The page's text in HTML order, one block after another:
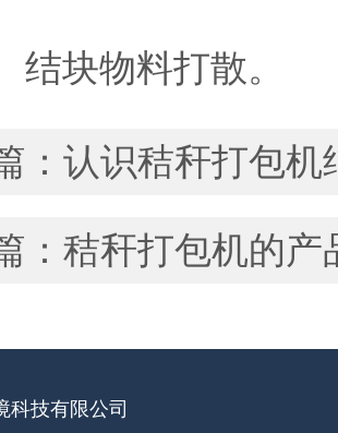
块物料打散。
： 认识秸秆打包机
： 秸秆打包机的产
科技有限公司